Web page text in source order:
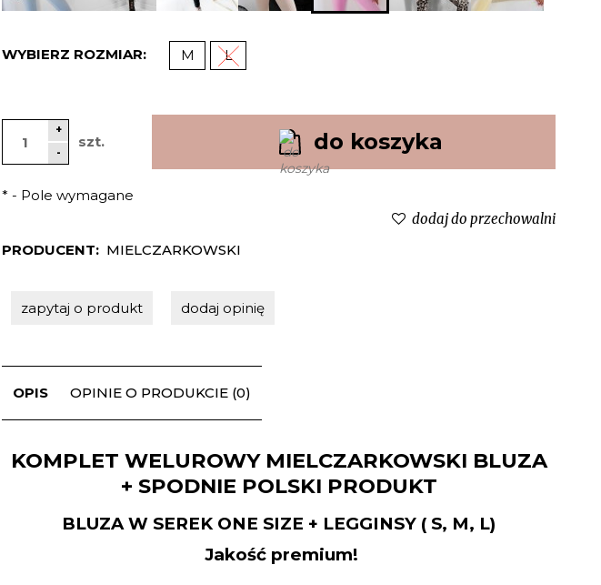
WYBIERZ ROZMIAR: M L
+
-
szt. do koszyka
* - Pole wymagane
dodaj do przechowalni
PRODUCENT: MIELCZARKOWSKI
zapytaj o produkt dodaj opinię
OPIS OPINIE O PRODUKCIE (0)
KOMPLET WELUROWY MIELCZARKOWSKI BLUZA
+ SPODNIE POLSKI PRODUKT
BLUZA W SEREK ONE SIZE + LEGGINSY ( S, M, L)
Jakość premium!